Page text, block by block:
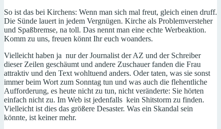
So ist das bei Kirchens: Wenn man sich mal freut, gleich einen druff.
Die Sünde lauert in jedem Vergnügen. Kirche als Problemversteher
und Spaßbremse, na toll. Das nennt man eine echte Werbeaktion.
Komm zu uns, freuen könnt Ihr euch woanders.
Vielleicht haben ja nur der Journalist der AZ und der Schreiber
dieser Zeilen geschäumt und andere Zuschauer fanden die Frau
attraktiv und den Text wohltuend anders. Oder taten, was sie sonst
immer beim Wort zum Sonntag tun und was auch die flehentliche
Aufforderung, es heute nicht zu tun, nicht veränderte: Sie hörten
einfach nicht zu. Im Web ist jedenfalls kein Shitstorm zu finden.
Vielleicht ist dies das größere Desaster. Was ein Skandal sein
könnte, ist keiner mehr.